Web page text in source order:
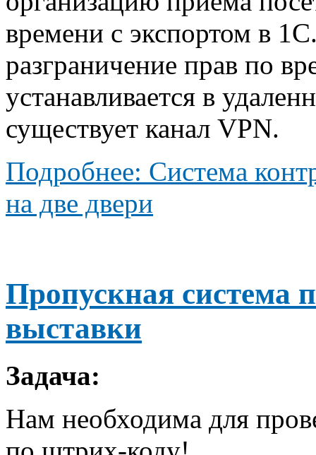
времени с экспортом в
разграничение прав по
устанавливается в
существует канал VPN.
Подробнее: Система
на две двери
Пропускная система
выставки
Задача:
Нам необходима для